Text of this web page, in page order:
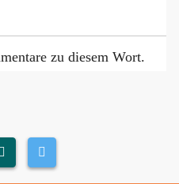
zu diesem Wort.